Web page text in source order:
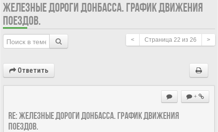
ЖЕЛЕЗНЫЕ ДОРОГИ ДОНБАССА. ГРАФИК ДВИЖЕНИЯ
ПОЕЗДОВ.
< Страница 22 из 26 >
Ответить
+
Re: Железные дороги Донбасса. График движения
поездов.